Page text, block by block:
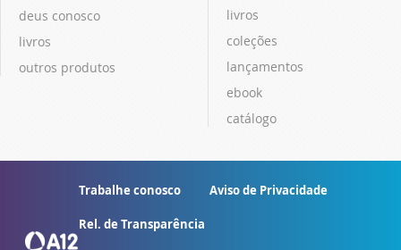
deus conosco
livros
outros produtos
livros
coleções
lançamentos
ebook
catálogo
Trabalhe conosco Aviso de Privacidade
Rel. de Transparência